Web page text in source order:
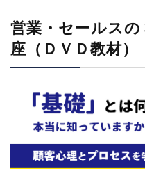
営業・セールス
座（ＤＶＤ教材）